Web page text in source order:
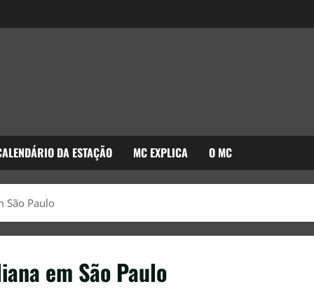
DA ESTAÇÃO MC EXPLICA O MC
São Paulo
em São Paulo